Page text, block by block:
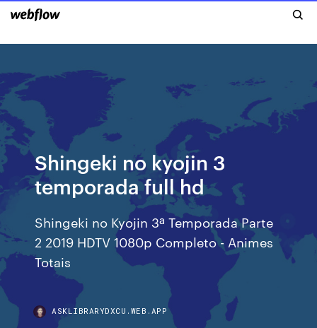
Shingeki no kyojin 3
temporada full hd
Shingeki no Kyojin 3ª Temporada Parte
2 2019 HDTV 1080p Completo - Animes
Totais
ASKLIBRARYDXCU.WEB.APP